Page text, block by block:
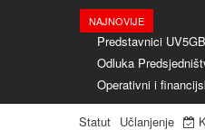
NAJNOVIJE
Predstavnici
Odluka
Operativni i
Statut Učlanjenje